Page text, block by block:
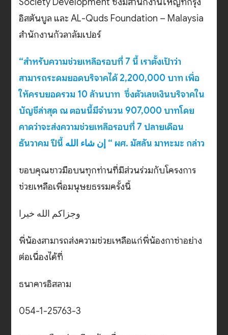
อิสตันบูล และ AL-Quds Foundation – Malaysia
สำนักงานกัวลาลัมเปอร์
“สำหรับความช่วยเหลือรอบที่ 7 นี้ เราตั้งเป้าว่า
สามารถระดมยอดบริจาคได้ 2,200,000 บาท เพื่อ
ให้ครบยอดรวม 10 ล้านบาท ซึ่งตัวเลขเงินบริจาคใน
บัญชีล่าสุด ณ ตอนนี้มีจำนวน 907,000 บาทโดย
คาดว่าจะส่งความช่วยเหลือรอบที่ 7 ปลายเดือน
ธันวาคม ปีนี้ إن شاء الله “ ผศ. มัสลัน มาหะมะ กล่าว
ขอบคุณชาวมือบนทุกท่านที่มีส่วนร่วมกับโครงการ
ช่วยเหลือเพื่อมนุษยธรรมครั้งนี้
وجزاكم الله خيرا
พี่น้องสามารถส่งความช่วยเหลือแก่พี่น้องกาซ่าอย่าง
ต่อเนื่องได้ที่
ธนาคารอิสลาม
054-1-25763-3